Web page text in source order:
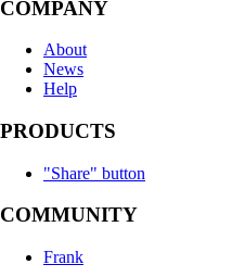
COMPANY
About
News
Help
PRODUCTS
"Share" button
COMMUNITY
Frank